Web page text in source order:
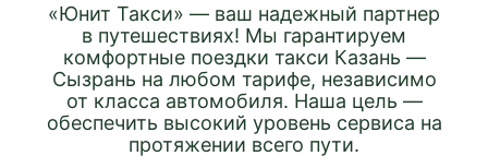
«Юнит Такси» — ваш надежный партнер
в путешествиях! Мы гарантируем
комфортные поездки такси Казань —
Сызрань на любом тарифе, независимо
от класса автомобиля. Наша цель —
обеспечить высокий уровень сервиса на
протяжении всего пути.